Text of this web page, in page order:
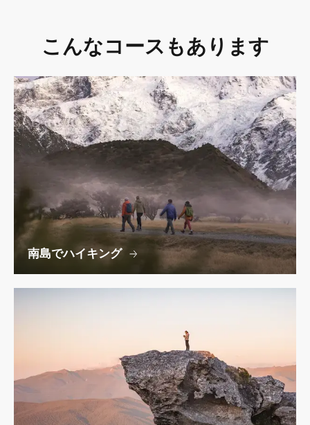
こんなコースもあります
南島でハイキング